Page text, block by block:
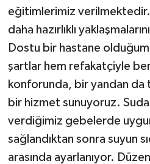
eğitimlerimiz
daha hazırlıklı
Dostu bir hastane
şartlar hem refakatçiyle
konforunda, bir yandan da
bir hizmet sunuyoruz.
verdiğimiz gebelerde
sağlandıktan sonra suyun
arasında ayarlanıyor.